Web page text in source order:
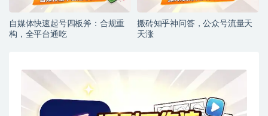
自媒体快速起号四板斧：合规重
构，全平台通吃
搬砖知乎神问答，公众号流量天
天涨